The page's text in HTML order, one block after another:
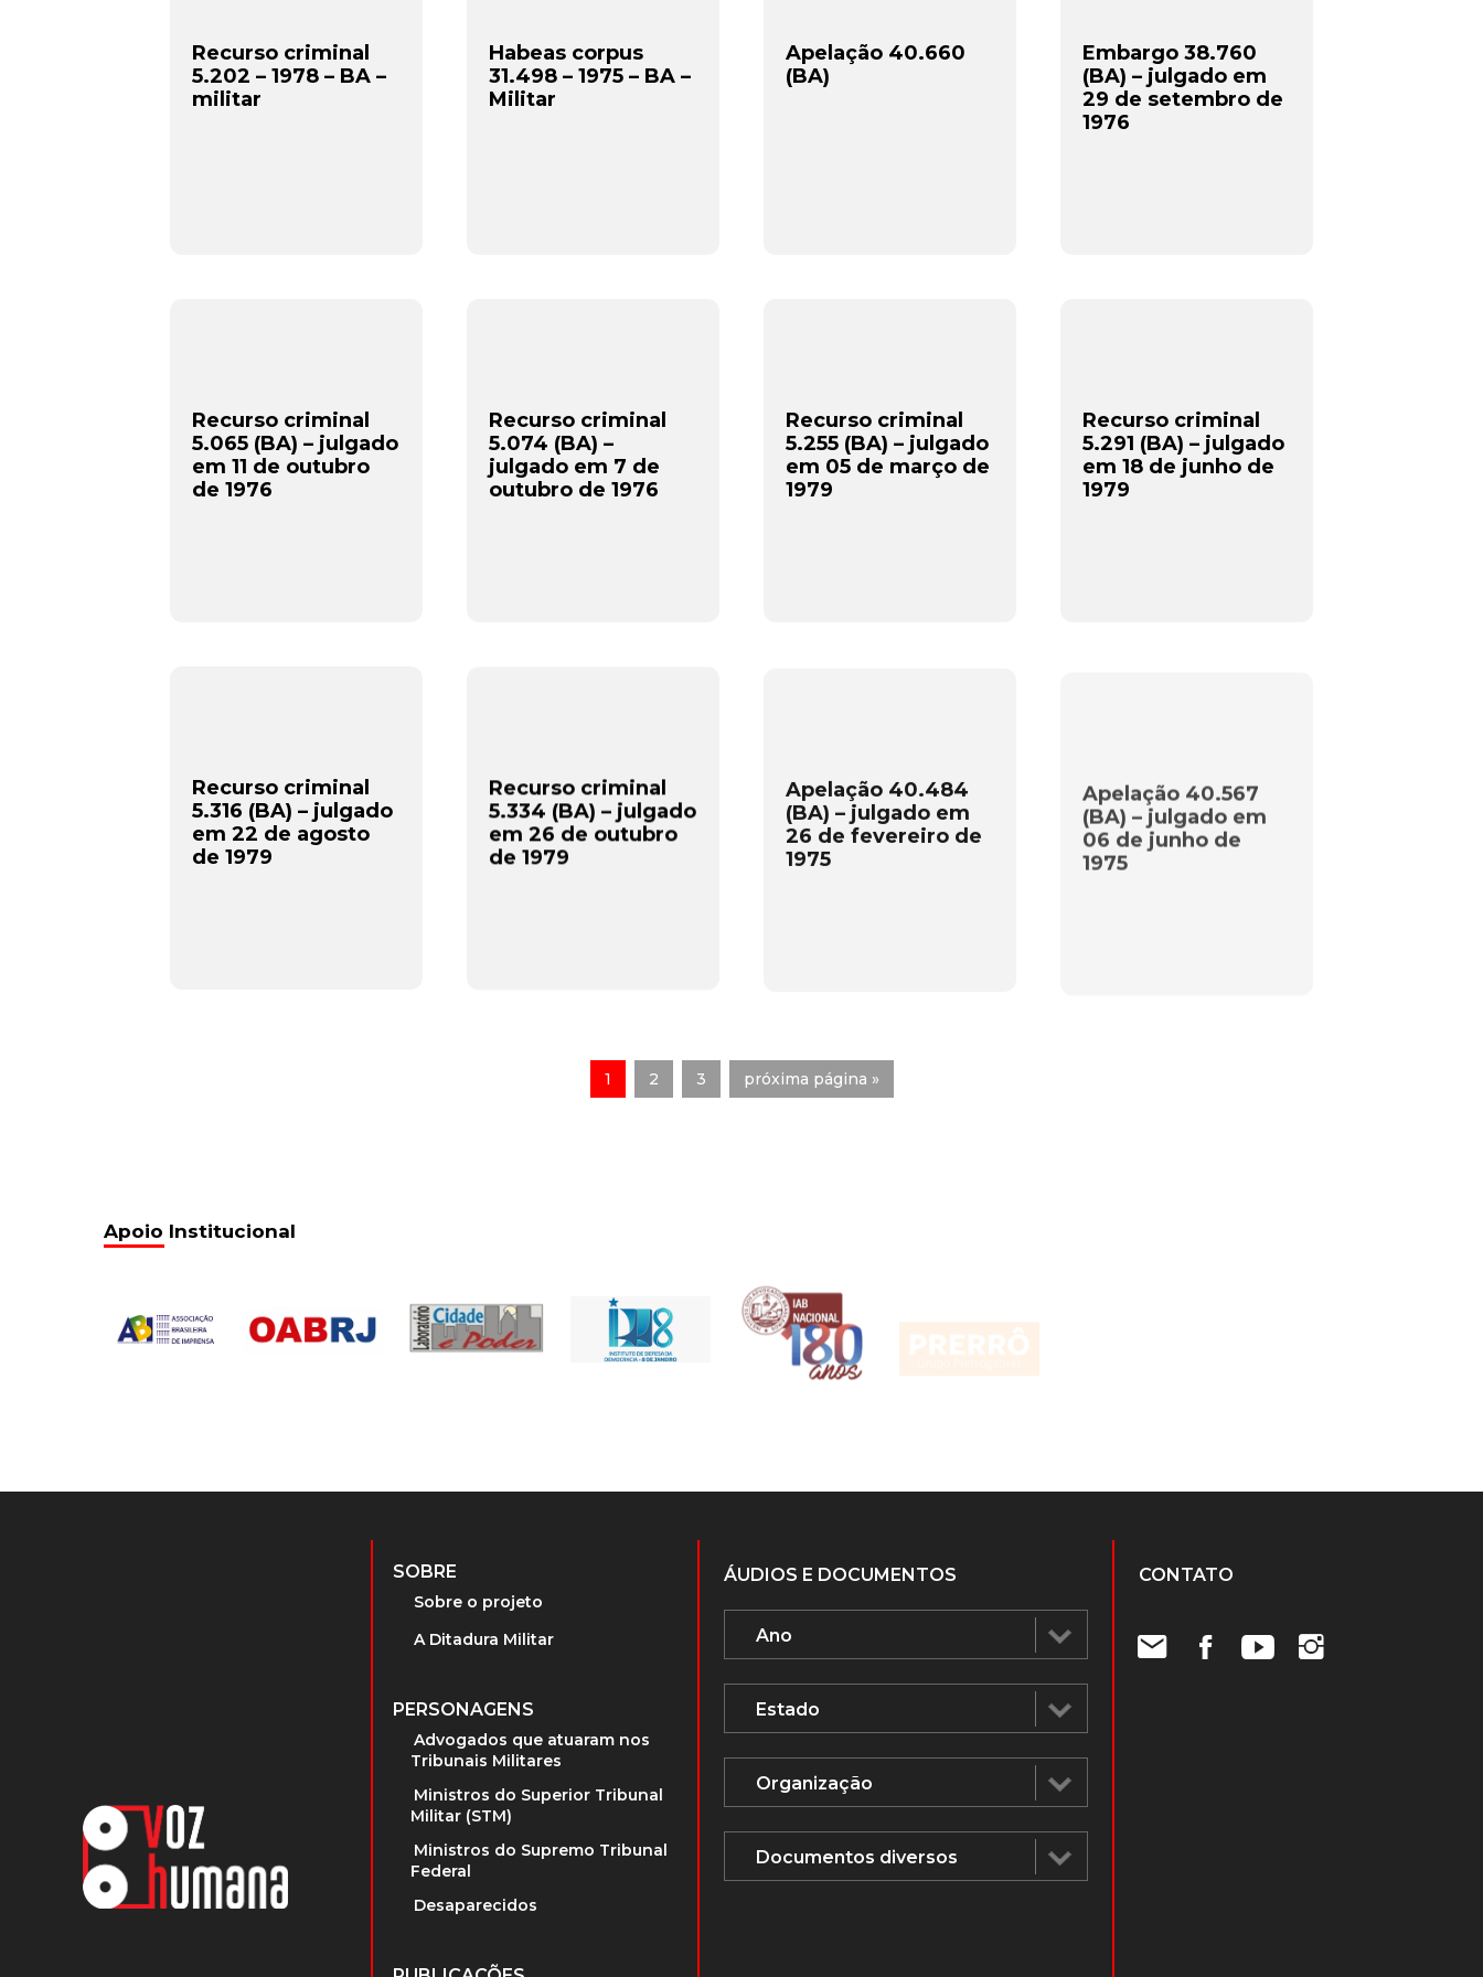
Recurso criminal
5.202 – 1978 – BA –
militar
Habeas corpus
31.498 – 1975 – BA –
Militar
Apelação 40.660
(BA)
Embargo 38.760
(BA) – julgado em
29 de setembro de
1976
Recurso criminal
5.065 (BA) – julgado
em 11 de outubro
de 1976
Recurso criminal
5.074 (BA) –
julgado em 7 de
outubro de 1976
Recurso criminal
5.255 (BA) – julgado
em 05 de março de
1979
Recurso criminal
5.291 (BA) – julgado
em 18 de junho de
1979
Recurso criminal
5.316 (BA) – julgado
em 22 de agosto
de 1979
Recurso criminal
5.334 (BA) – julgado
em 26 de outubro
de 1979
Apelação 40.484
(BA) – julgado em
26 de fevereiro de
1975
Apelação 40.567
(BA) – julgado em
06 de junho de
1975
1 2 3 próxima página »
Apoio Institucional
SOBRE
Sobre o projeto
A Ditadura Militar
PERSONAGENS
Advogados que atuaram nos
Tribunais Militares
Ministros do Superior Tribunal
Militar (STM)
Ministros do Supremo Tribunal
Federal
Desaparecidos
ÁUDIOS E DOCUMENTOS CONTATO